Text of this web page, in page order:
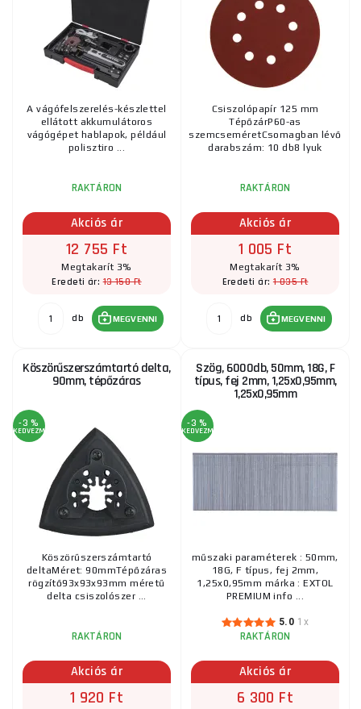
A vágófelszerelés-készlettel
ellátott akkumulátoros
vágógépet hablapok, például
polisztiro ...
RAKTÁRON
Akciós ár
12 755 Ft
Megtakarít 3%
Eredeti ár:13 150 Ft
db MEGVENNI
Csiszolópapír 125 mm
TépőzárP60-as
szemcseméretCsomagban lévő
darabszám: 10 db8 lyuk
RAKTÁRON
Akciós ár
1 005 Ft
Megtakarít 3%
Eredeti ár:1 035 Ft
db MEGVENNI
Köszörűszerszámtartó delta,
90mm, tépőzáras
-3 %
KEDVEZMÉNY
Köszörűszerszámtartó
deltaMéret: 90mmTépőzáras
rögzítő93x93x93mm méretű
delta csiszolószer ...
RAKTÁRON
Akciós ár
1 920 Ft
Szög, 6000db, 50mm, 18G, F
típus, fej 2mm, 1,25x0,95mm,
1,25x0,95mm
-3 %
KEDVEZMÉNY
műszaki paraméterek : 50mm,
18G, F típus, fej 2mm,
1,25x0,95mm márka : EXTOL
PREMIUM info ...
5.0 1x
RAKTÁRON
Akciós ár
6 300 Ft